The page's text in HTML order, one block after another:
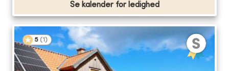
Se kalender for ledighed
5 (1 )